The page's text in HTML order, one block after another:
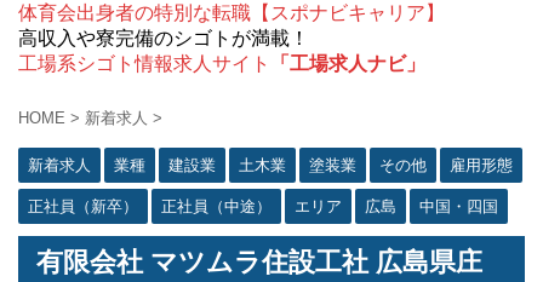
体育会出身者の特別な転職【スポナビキャリア】
高収入や寮完備のシゴトが満載！
工場系シゴト情報求人サイト
「工場求人ナビ」
HOME > 新着求人 >
新着求人 業種 建設業 土木業 塗装業 その他 雇用形態
正社員（新卒） 正社員（中途） エリア 広島 中国・四国
有限会社 マツムラ住設工社 広島県庄